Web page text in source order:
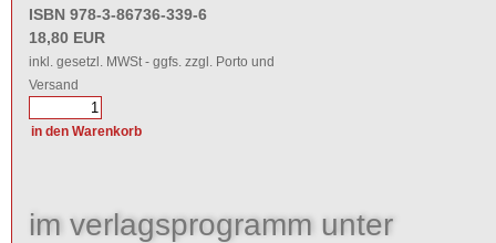
ISBN 978-3-86736-339-6
18,80 EUR
inkl. gesetzl. MWSt - ggfs. zzgl. Porto und
Versand
im verlagsprogramm unter